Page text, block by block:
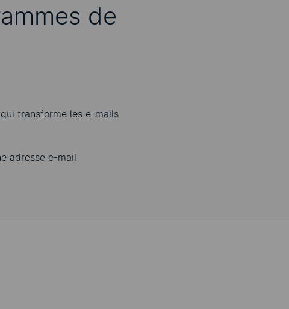
de
qui transforme les e-mails
adresse e-mail